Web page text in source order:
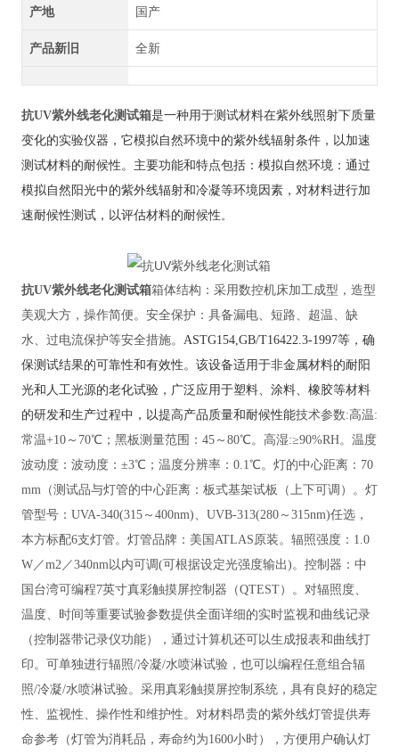
产地 国产
产品新旧 全新
抗UV紫外线老化测试箱是一种用于测试材料在紫外线照射下质量
变化的实验仪器，‌它模拟自然环境中的紫外线辐射条件，‌以加速
测试材料的耐候性。‌ 主要功能和特点包括：‌ 模拟自然环境：‌通过
模拟自然阳光中的紫外线辐射和冷凝等环境因素，‌对材料进行加
速耐候性测试，‌以评估材料的耐候性。‌
抗UV紫外线老化测试箱箱体结构 ：‌采用数控机床加工成型，‌造型
美观大方，‌操作简便。‌ 安全保护 ：‌具备漏电、‌短路、‌超温、‌缺
水、‌过电流保护等安全措施。‌ ASTG154,GB/T16422.3-1997等，‌确
保测试结果的可靠性和有效性。‌该设备适用于非金属材料的耐阳
光和人工光源的老化试验，‌广泛应用于塑料、‌涂料、‌橡胶等材料
的研发和生产过程中，‌以提高产品质量和耐候性能技术参数:高温:
常温+10～70℃；黑板测量范围：45～80℃。 高湿:≥90%RH。 温度
波动度：波动度：±3℃；温度分辨率：0.1℃。灯的中心距离：70
mm（测试品与灯管的中心距离：板式基架试板（上下可调）。灯
管型号：UVA-340(315～400nm)、UVB-313(280～315nm)任选，
本方标配6支灯管。灯管品牌：美国ATLAS原装。辐照强度：1.0
W／m2／340nm以内可调(可根据设定光强度输出)。控制器：中
国台湾可编程7英寸真彩触摸屏控制器（QTEST）。对辐照度、
温度、时间等重要试验参数提供全面详细的实时监视和曲线记录
（控制器带记录仪功能），通过计算机还可以生成报表和曲线打
印。可单独进行辐照/冷凝/水喷淋试验，也可以编程任意组合辐
照/冷凝/水喷淋试验。采用真彩触摸屏控制系统，具有良好的稳定
性、监视性、操作性和维护性。对材料昂贵的紫外线灯管提供寿
命参考（灯管为消耗品，寿命约为1600小时），方便用户确认灯